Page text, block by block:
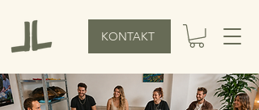
KONTAKT